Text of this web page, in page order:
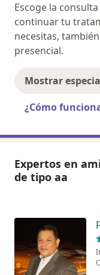
Escoge la
continuar tu
necesitas,
presencial.
Mostrar
¿Cómo
Expertos en
de tipo aa